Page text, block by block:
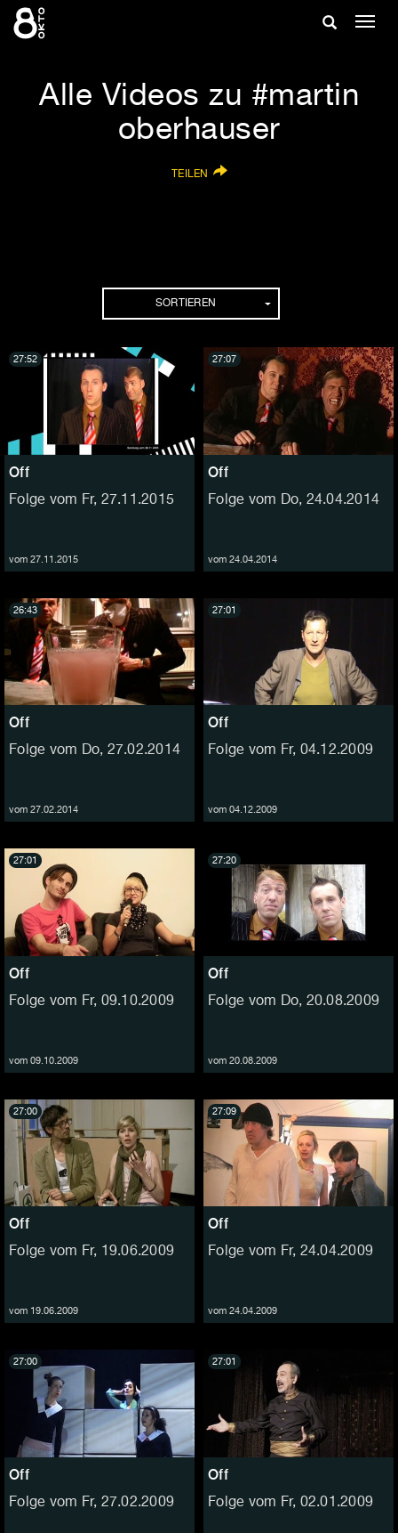
Zum
Inhalt
Suche
Alle Videos zu #martin
oberhauser
TEILEN
SORTIEREN
Off
Folge vom Fr, 27.11.2015
vom 27.11.2015
27:52
Off
Folge vom Do, 24.04.2014
vom 24.04.2014
27:07
Off
Folge vom Do, 27.02.2014
vom 27.02.2014
26:43
Off
Folge vom Fr, 04.12.2009
vom 04.12.2009
27:01
Off
Folge vom Fr, 09.10.2009
vom 09.10.2009
27:01
Off
Folge vom Do, 20.08.2009
vom 20.08.2009
27:20
Off
Folge vom Fr, 19.06.2009
vom 19.06.2009
27:00
Off
Folge vom Fr, 24.04.2009
vom 24.04.2009
27:09
Off
Folge vom Fr, 27.02.2009
27:00
Off
Folge vom Fr, 02.01.2009
27:01